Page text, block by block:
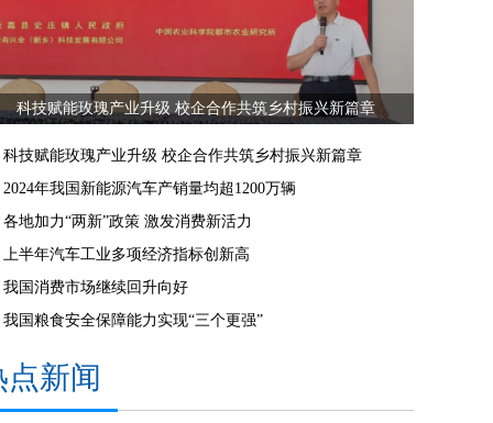
科技赋能玫瑰产业升级 校企合作共筑乡村振兴新篇章
科技赋能玫瑰产业升级 校企合作共筑乡村振兴新篇章
2024年我国新能源汽车产销量均超1200万辆
各地加力“两新”政策 激发消费新活力
上半年汽车工业多项经济指标创新高
我国消费市场继续回升向好
我国粮食安全保障能力实现“三个更强”
点新闻